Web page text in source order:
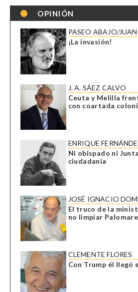
OPINIÓN
PASEO ABAJO/
¡La invasión!
J. A. SÁEZ CALVO
Ceuta y Melilla
con coartada
ENRIQUE
Ni obispado ni
ciudadanía
JOSÉ IGNACIO
El truco de la
no limpiar
CLEMENTE FLORES
Con Trump él llegó